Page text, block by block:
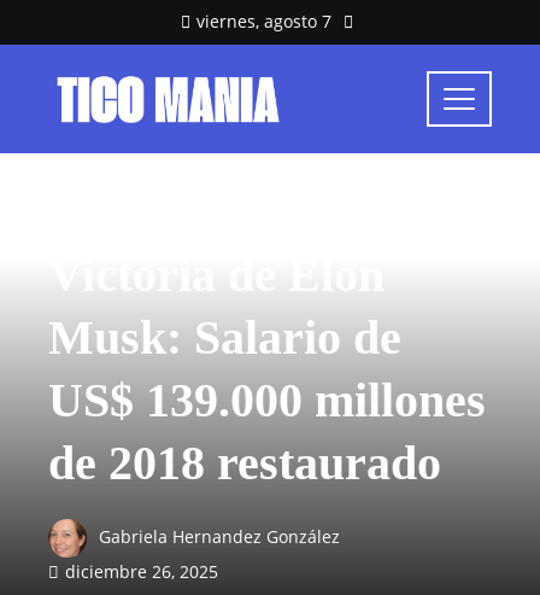
viernes, agosto 7
Musk: Salario de
US$ 139.000 millones
de 2018 restaurado
Gabriela Hernandez González
diciembre 26, 2025